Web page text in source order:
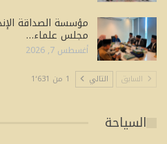
مؤسسة الصداقة
مجلس علماء…
أغسطس 7, 2026
السابق التالي 1 من 1٬631
السياحة